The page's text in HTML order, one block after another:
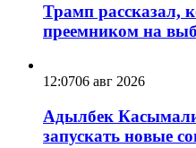
Трамп рассказал,
преемником на
12:0706 авг 2026
Адылбек
запускать новые